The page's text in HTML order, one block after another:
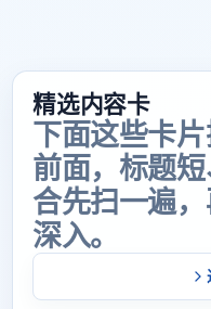
精选内容卡
下面这些卡
前面，标题
合先扫一遍
深入。